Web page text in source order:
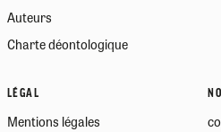
Auteurs
Charte déontologique
LÉGAL
Mentions légales